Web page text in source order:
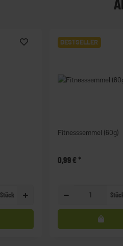
Stück
BESTSELLER
Fitnesssemmel (60g)
0,99 €*